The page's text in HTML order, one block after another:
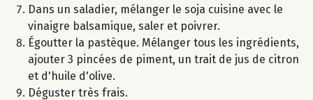
Dans un saladier, mélanger le soja cuisine avec le
vinaigre balsamique, saler et poivrer.
Égoutter la pastèque. Mélanger tous les ingrédients,
ajouter 3 pincées de piment, un trait de jus de citron
et d'huile d'olive.
Déguster très frais.